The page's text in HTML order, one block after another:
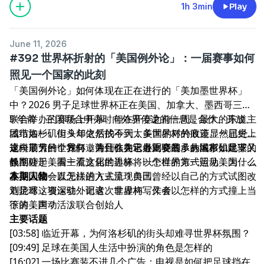
1h 3min Play
June 11, 2026
#392 世界杯折射的「美国例外论」：一届赛事如何
照见一个国家的此刻
「美国例外论」如何体现在正在进行的「美加墨世界杯」
中？2026 男子足球世界杯正在美国、加拿大、墨西哥三国
联合举办的赛场上开幕。但在开赛之前一周，最大的东道主
城市洛杉矶街头却依然找不到太多世界杯的痕迹。一届史上
规模最大的世界杯，为什么在它最重要的承办城市如此安
静？
9 年前，三国联合申办时向外界传递的信息是合作、开放、
团结如一。但 9 年之后的今天，美国的对外政策显然已经
走向了另一个方向，并且作为承办比赛最多的国家，足球又
长期处于美国主流文化的边缘。一个世界第一运动，为什么
在美国却一直无法进入主流？美国曾经以自己的方式试图改
造足球这项运动，而这次世界杯，又会以怎样的方式撞上当
下的美国？
这一期节目，我们邀请到驻美记者刘骁骞，从洛杉矶眼下的
氛围聊起，看一看这届世界杯将以怎样的方式照见美国，以
及美国又会以怎样的方式呈现自己。
本期人物
刘骁骞，资深驻外记者、非虚构写作者
徐涛，声动活泼联合创始人
主要话题
[03:58] 临近开幕，为何洛杉矶的街头却难寻世界杯氛围？
[09:49] 足球在美国人生活中扮演的角色是怎样的